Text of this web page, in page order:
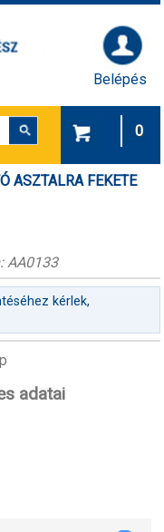
Belépés
0
ASZTALRA FEKETE
AA0133
kérlek,
adatai